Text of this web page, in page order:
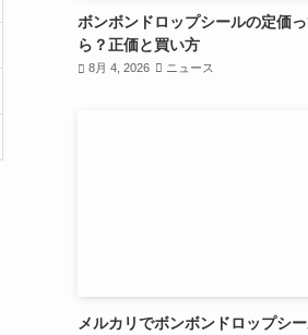
ボンボンドロップシールの定価
ら？正価と買い方
8月 4, 2026 ニュース
メルカリでボンボンドロップシ